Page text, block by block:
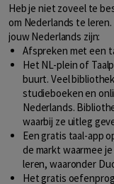
Heb je niet zoveel te
om Nederlands te
jouw Nederlands zijn:
Afspreken met een
Het NL-plein of
buurt. Veel
studieboeken en
Nederlands.
waarbij ze uitleg
Een gratis taal-app
de markt waarmee
leren, waaronder
Het gratis